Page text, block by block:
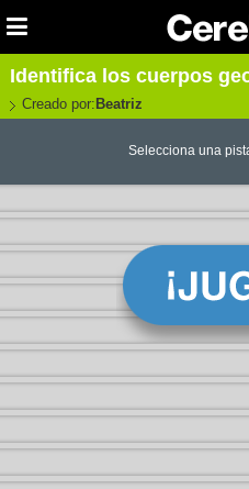
Identifica los cuerpos
Creado por: Beatriz
Selecciona una